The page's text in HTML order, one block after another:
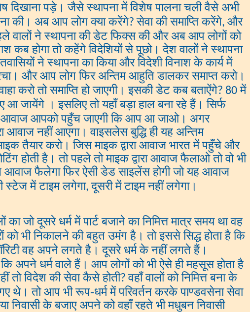
दिखाना पड़े। जैसे स्थापना में विशेष पालना चली वैसे अभी
की। अब आप लोग क्या करेंगे?सेवा की समाप्ति करेंगे, और
वालों ने स्थापना की डेट फिक्स की और अब आप लोगों को
कब होगा तो कहेंगे विदेशियों से पूछो। देश वालों ने स्थापना
ने स्थापना का किया और विदेशी विनाश के कार्य में
और आप लोग फिर अन्तिम आहुति डालकर समाप्त करो।
करो तो समाप्ति हो जाएगी। इसकी डेट कब बताऐंगे? 80 में
जायेंगे । इसलिए तो यहाँ बड़ा हाल बना रहे हैं। सिर्फ
आवाज आपको पहुँच जाएगी कि आप आ जाओ। अगर
नहीं आएगा। वाइसलेस बुद्धि ही यह अन्तिम
तैयार करो। जिस माइक द्वारा आवाज भारत में पहुँचे और
होती है। तो पहले तो माइक द्वारा आवाज फैलाओ तो वो भी
आवाज फैलेगा फिर ऐसी डेड साइलेंस होगी जो यह आवाज
स्टेज में टाइम लगेगा,दूसरी में टाइम नहीं लगेगा।
का जो दूसरे धर्म में पार्ट बजाने का निमित्त मात्र समय था वह
भी निकालने की बहुत उमंग है। तो इससे सिद्ध होता है कि
वह अपने लगते है। दूसरे धर्म के नहीं लगते हैं।
अपने धर्म वाले हैं। आप लोगों को भी ऐसे ही महसूस होता है
तो विदेश की सेवा कैसे होती?वहाँ वालों को निमित्त बना के
थे। तो आप भी रूप-धर्म में परिवर्तन करके पाण्डवसेना सेवा
निवासी के बजाए अपने को वहाँ रहते भी मधुबन निवासी